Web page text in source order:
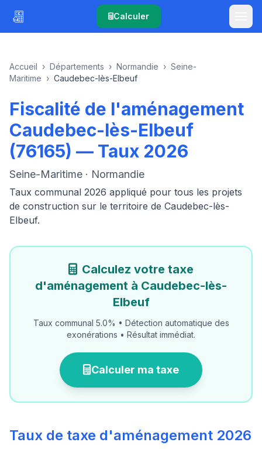
Calculer
Accueil › Départements › Normandie › Seine-
Maritime › Caudebec-lès-Elbeuf
Fiscalité de l'aménagement
Caudebec-lès-Elbeuf
(76165) — Taux 2026
Seine-Maritime · Normandie
Taux communal 2026 appliqué pour tous les projets
de construction sur le territoire de Caudebec-lès-
Elbeuf.
Calculez votre taxe
d'aménagement à Caudebec-lès-
Elbeuf
Taux communal 5.0% • Détection automatique des
exonérations • Résultat immédiat.
Calculer ma taxe
Taux de taxe d'aménagement 2026